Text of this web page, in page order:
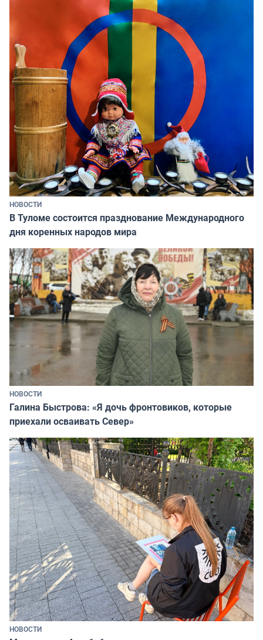
НОВОСТИ
В Туломе состоится празднование Международного
дня коренных народов мира
НОВОСТИ
Галина Быстрова: «Я дочь фронтовиков, которые
приехали осваивать Север»
НОВОСТИ